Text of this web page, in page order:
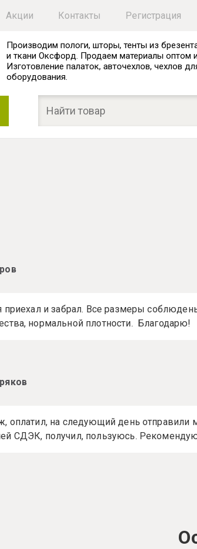
Акции Контакты Регистрация
Производим пологи, шторы, тенты из
и ткани Оксфорд. Продаем материалы оптом
Изготовление палаток, авточехлов, чехлов
оборудования.
приехал и забрал. Все размеры
нормальной плотности. Благодарю!
оплатил, на следующий день отправили
СДЭК, получил, пользуюсь.